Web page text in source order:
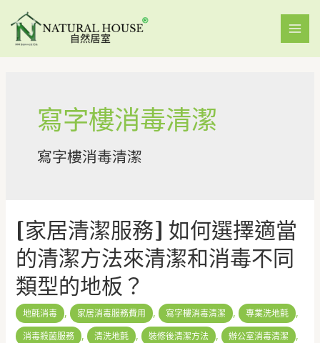
寫字樓消毒清潔
寫字樓消毒清潔
[家居清潔服務] 如何選擇適當
的清潔方法來清潔和消毒不同
類型的地板？
地氈消毒 , 家居消毒服務費用 , 寫字樓消毒清潔 , 專業洗地氈 ,
消毒殺菌服務 , 清洗地氈 , 裝修後清潔方法 , 辦公室消毒清潔 ,